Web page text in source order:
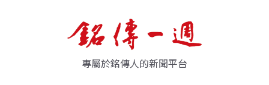
專屬於銘傳人的新聞平台